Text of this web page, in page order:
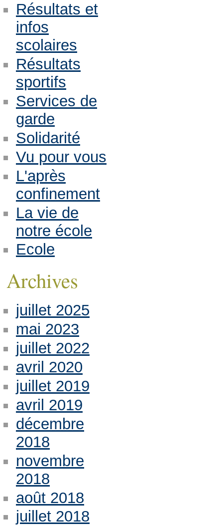
Résultats et
infos
scolaires
Résultats
sportifs
Services de
garde
Solidarité
Vu pour vous
L'après
confinement
La vie de
notre école
Ecole
Archives
juillet 2025
mai 2023
juillet 2022
avril 2020
juillet 2019
avril 2019
décembre
2018
novembre
2018
août 2018
juillet 2018